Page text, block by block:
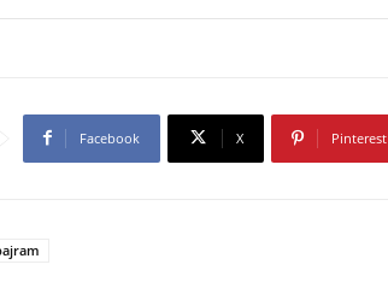
Facebook X Pinterest